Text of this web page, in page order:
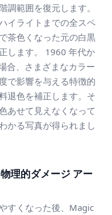
調範囲を復元します。
イライトまでの全スペ
茶色くなった元の白黒
します。 1960 年代か
合、さまざまなカラー
で影響を与える特徴的
退色を補正します。そ
あせて見えなくなって
かる写真が得られまし
理的ダメージ アー
すくなった後、Magic